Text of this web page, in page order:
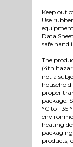
Keep out
Use
Data
safe
The
(4th
not a
proper
package.
°C to +35
heating
products,